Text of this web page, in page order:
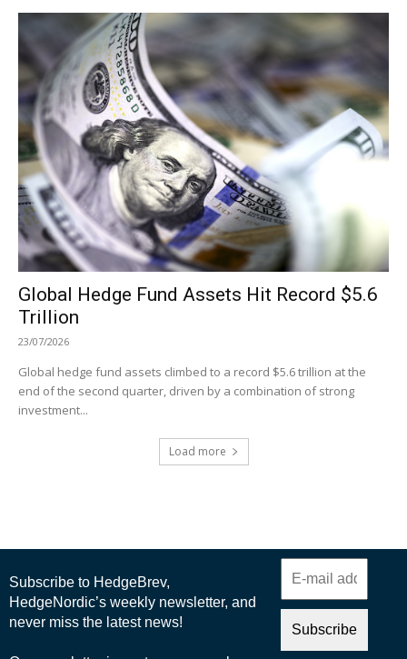
Global Hedge Fund Assets Hit Record $5.6
Trillion
23/07/2026
Global hedge fund assets climbed to a record $5.6 trillion at the
end of the second quarter, driven by a combination of strong
investment...
Load more